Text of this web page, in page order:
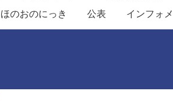
ほのおのにっき 公表 インフォ